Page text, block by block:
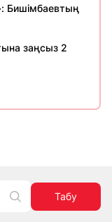
Бишімбаевтың
заңсыз 2
Табу